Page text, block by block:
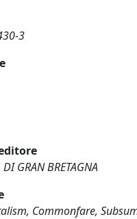
3
GRAN BRETAGNA
Commonfare,